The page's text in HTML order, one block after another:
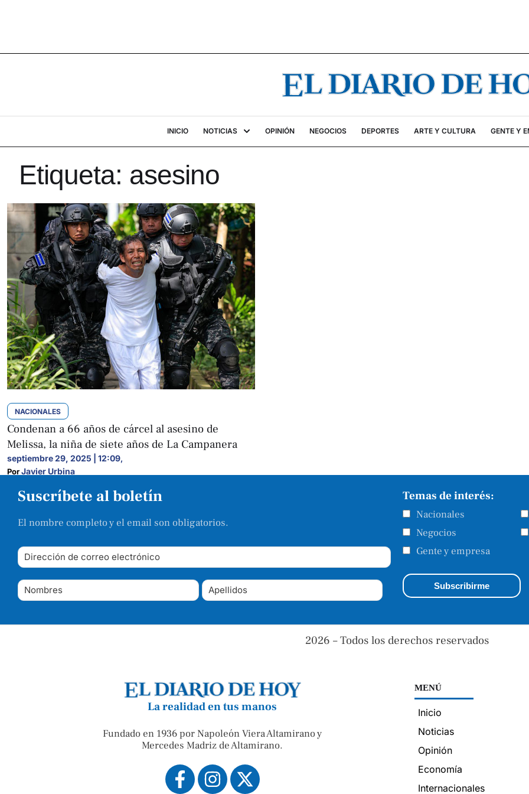
INICIO NOTICIAS OPINIÓN NEGOCIOS DEPORTES ARTE Y CULTURA GENTE Y
Etiqueta: asesino
NACIONALES
Condenan a 66 años de cárcel al asesino de
Melissa, la niña de siete años de La Campanera
septiembre 29, 2025 | 12:09,
Por Javier Urbina
Suscríbete al boletín
El nombre completo y el email son obligatorios.
Temas de interés:
Nacionales
Negocios
Gente y empresa
2026 – Todos los derechos reservados
La realidad en tus manos
Fundado en 1936 por Napoleón Viera Altamirano y
Mercedes Madriz de Altamirano.
MENÚ
Inicio
Noticias
Opinión
Economía
Internacionales